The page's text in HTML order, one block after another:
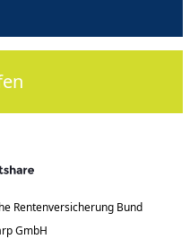
Rentenversicherung Bund
GmbH